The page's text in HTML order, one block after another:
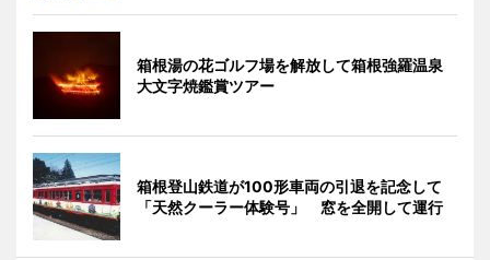
箱根湯の花ゴルフ場を解放して箱根強羅温泉
大文字焼鑑賞ツアー
箱根登山鉄道が100形車両の引退を記念して
「天然クーラー体験号」 窓を全開して運行